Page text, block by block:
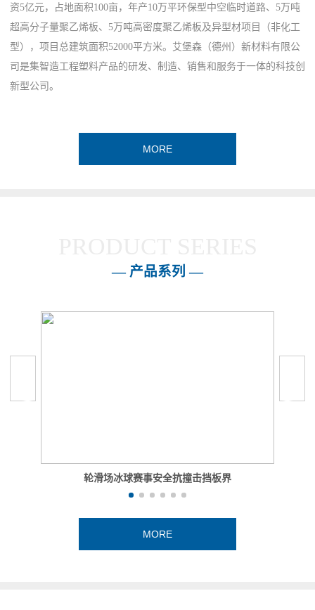
资5亿元，占地面积100亩，年产10万平环保型中空临时道路、5万吨
超高分子量聚乙烯板、5万吨高密度聚乙烯板及异型材项目（非化工
型），项目总建筑面积52000平方米。艾堡森（德州）新材料有限公
司是集智造工程塑料产品的研发、制造、销售和服务于一体的科技创
新型公司。
MORE
— 产品系列 —
轮滑场冰球赛事安全抗撞击挡板界
MORE